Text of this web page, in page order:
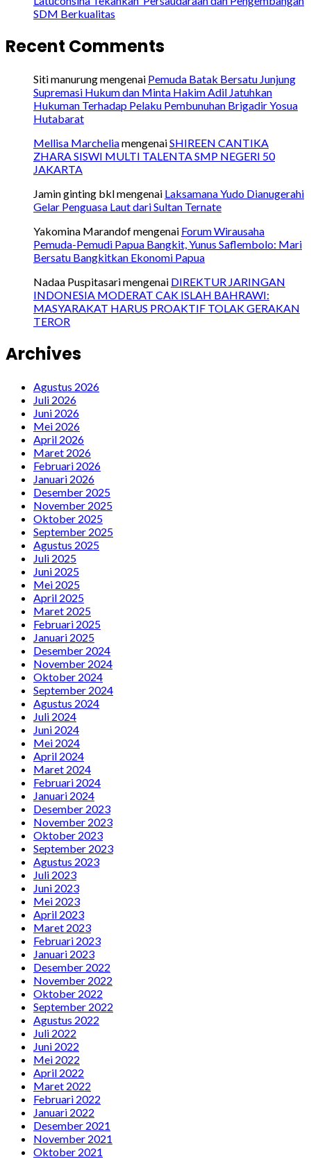
SDM Berkualitas
Recent Comments
Siti manurungmengenai Pemuda Batak Bersatu Junjung
Supremasi Hukum dan Minta Hakim Adil Jatuhkan
Hukuman Terhadap Pelaku Pembunuhan Brigadir Yosua
Hutabarat
Mellisa MarcheliamengenaiSHIREEN CANTIKA
ZHARA SISWI MULTI TALENTA SMP NEGERI 50
JAKARTA
Jamin ginting bklmengenai Laksamana Yudo Dianugerahi
Gelar Penguasa Laut dari Sultan Ternate
Yakomina Marandofmengenai Forum Wirausaha
Pemuda-Pemudi Papua Bangkit, Yunus Saflembolo: Mari
Bersatu Bangkitkan Ekonomi Papua
Nadaa Puspitasarimengenai DIREKTUR JARINGAN
INDONESIA MODERAT CAK ISLAH BAHRAWI:
MASYARAKAT HARUS PROAKTIF TOLAK GERAKAN
TEROR
Archives
Agustus 2026
Juli 2026
Juni 2026
Mei 2026
April 2026
Maret 2026
Februari 2026
Januari 2026
Desember 2025
November 2025
Oktober 2025
September 2025
Agustus 2025
Juli 2025
Juni 2025
Mei 2025
April 2025
Maret 2025
Februari 2025
Januari 2025
Desember 2024
November 2024
Oktober 2024
September 2024
Agustus 2024
Juli 2024
Juni 2024
Mei 2024
April 2024
Maret 2024
Februari 2024
Januari 2024
Desember 2023
November 2023
Oktober 2023
September 2023
Agustus 2023
Juli 2023
Juni 2023
Mei 2023
April 2023
Maret 2023
Februari 2023
Januari 2023
Desember 2022
November 2022
Oktober 2022
September 2022
Agustus 2022
Juli 2022
Juni 2022
Mei 2022
April 2022
Maret 2022
Februari 2022
Januari 2022
Desember 2021
November 2021
Oktober 2021